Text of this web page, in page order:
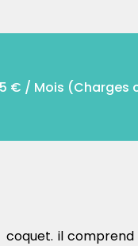
€ / Mois (Charges
coquet. il